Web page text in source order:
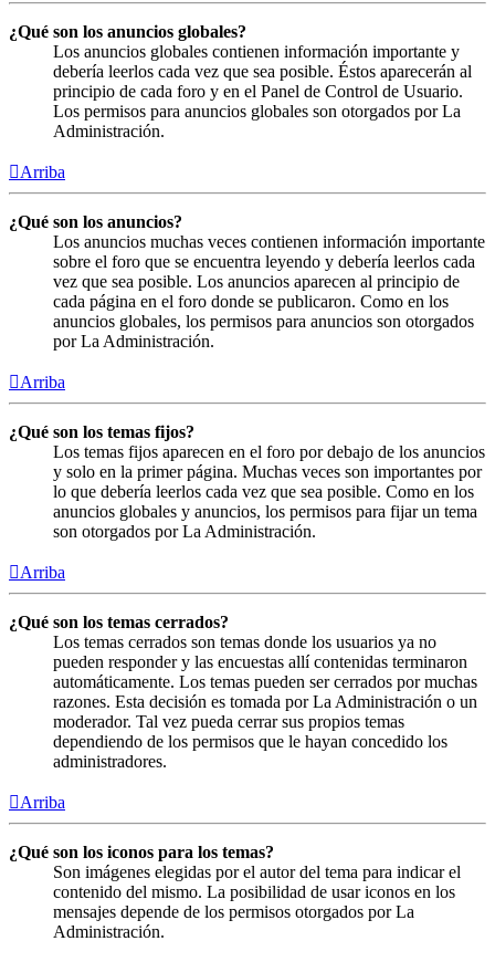
¿Qué son los anuncios globales?
Los anuncios globales contienen información importante y
debería leerlos cada vez que sea posible. Éstos aparecerán al
principio de cada foro y en el Panel de Control de Usuario.
Los permisos para anuncios globales son otorgados por La
Administración.
Arriba
¿Qué son los anuncios?
Los anuncios muchas veces contienen información importante
sobre el foro que se encuentra leyendo y debería leerlos cada
vez que sea posible. Los anuncios aparecen al principio de
cada página en el foro donde se publicaron. Como en los
anuncios globales, los permisos para anuncios son otorgados
por La Administración.
Arriba
¿Qué son los temas fijos?
Los temas fijos aparecen en el foro por debajo de los anuncios
y solo en la primer página. Muchas veces son importantes por
lo que debería leerlos cada vez que sea posible. Como en los
anuncios globales y anuncios, los permisos para fijar un tema
son otorgados por La Administración.
Arriba
¿Qué son los temas cerrados?
Los temas cerrados son temas donde los usuarios ya no
pueden responder y las encuestas allí contenidas terminaron
automáticamente. Los temas pueden ser cerrados por muchas
razones. Esta decisión es tomada por La Administración o un
moderador. Tal vez pueda cerrar sus propios temas
dependiendo de los permisos que le hayan concedido los
administradores.
Arriba
¿Qué son los iconos para los temas?
Son imágenes elegidas por el autor del tema para indicar el
contenido del mismo. La posibilidad de usar iconos en los
mensajes depende de los permisos otorgados por La
Administración.